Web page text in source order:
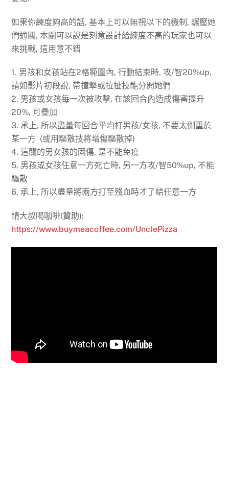
如果你練度夠高的話, 基本上可以無視以下的機制, 輾壓她
們通關, 本關可以說是刻意設計給練度不高的玩家也可以
來挑戰, 這用意不錯
1. 男孩和女孩站在2格範圍內, 行動結束時, 攻/智20%up,
請如影片初段說, 帶撞擊或拉扯技能分開她們
2. 男孩或女孩每一次被攻擊, 在該回合內造成傷害提升
20%, 可疊加
3. 承上, 所以盡量每回合平均打男孩/女孩, 不要太側重於
某一方 (或用驅散技將增傷驅散掉)
4. 這關的男女孩的固傷, 是不能免疫
5. 男孩或女孩任意一方死亡時, 另一方攻/智50%up, 不能
驅散
6. 承上, 所以盡量將兩方打至殘血時才了結任意一方
請大叔喝咖啡(贊助):
https://www.buymeacoffee.com/UnclePizza